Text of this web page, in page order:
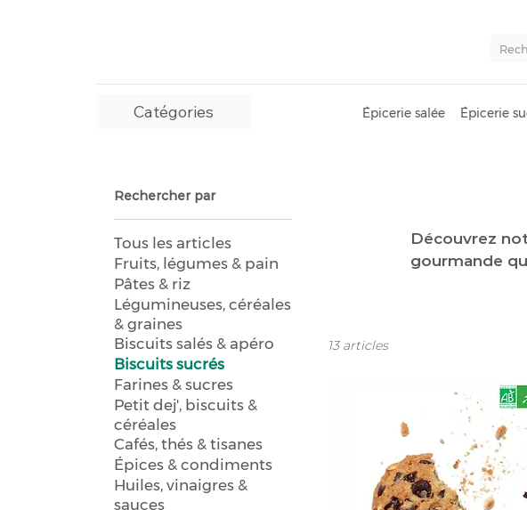
Catégories Épicerie salée Épicerie
Rechercher par
Tous les articles
Fruits, légumes & pain
Pâtes & riz
Légumineuses, céréales
& graines
Biscuits salés & apéro
Biscuits sucrés
Farines & sucres
Petit dej', biscuits &
céréales
Cafés, thés & tisanes
Épices & condiments
Huiles, vinaigres &
sauces
Découvrez
gourmande
13 articles